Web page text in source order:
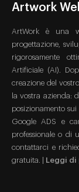
Artwork
ArtWork è una
progettazione,
rigorosamente
Artificiale (AI).
creazione del
la vostra azienda:
posizionamento
Google ADS e
professionale o di
contattarci e
gratuita. | Leggi di